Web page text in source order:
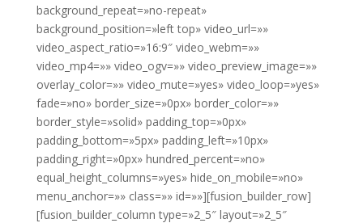
background_repeat=»no-repeat»
background_position=»left top» video_url=»»
video_aspect_ratio=»16:9″ video_webm=»»
video_mp4=»» video_ogv=»» video_preview_image=»»
overlay_color=»» video_mute=»yes» video_loop=»yes»
fade=»no» border_size=»0px» border_color=»»
border_style=»solid» padding_top=»0px»
padding_bottom=»5px» padding_left=»10px»
padding_right=»0px» hundred_percent=»no»
equal_height_columns=»yes» hide_on_mobile=»no»
menu_anchor=»» class=»» id=»»][fusion_builder_row]
[fusion_builder_column type=»2_5″ layout=»2_5″